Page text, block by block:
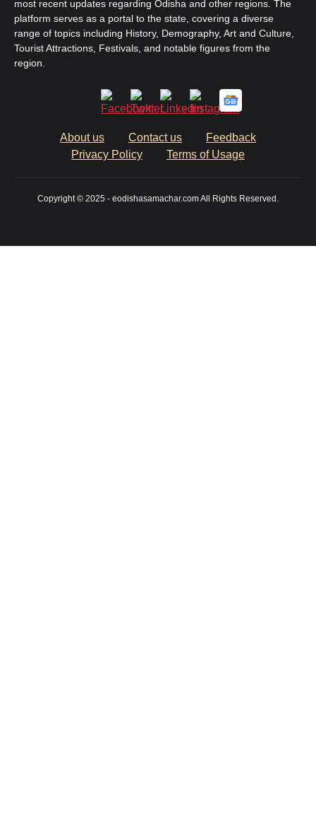
most recent updates regarding Odisha and other regions. The
platform serves as a portal to the state, covering a diverse
range of topics including History, Demography, Art and Culture,
Tourist Attractions, Festivals, and notable figures from the
region.
About us Contact us
Feedback
Privacy Policy
Terms of Usage
Copyright © 2025 - eodishasamachar.com All Rights Reserved.